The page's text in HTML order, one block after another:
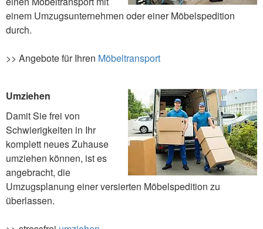
einem Umzugsunternehmen oder einer Möbelspedition
durch.
>> Angebote für Ihren Möbeltransport
Umziehen
Damit Sie frei von
Schwierigkeiten in Ihr
komplett neues Zuhause
umziehen können, ist es
angebracht, die
Umzugsplanung einer versierten Möbelspedition zu
überlassen.